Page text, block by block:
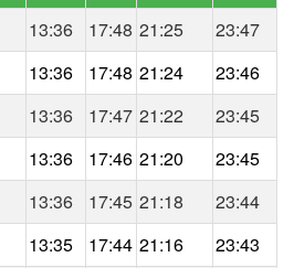
13:36 17:48 21:25
23:47
13:36 17:48 21:24
23:46
13:36 17:47 21:22
23:45
13:36 17:46 21:20
23:45
13:36 17:45 21:18
23:44
13:35 17:44 21:16
23:43